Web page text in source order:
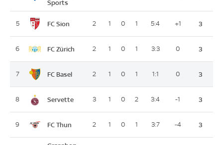
Sports
5 FC Sion 2 1 0 1 5:4 +1 3
6 FC Zürich 2 1 0 1 3:3 0 3
7 FC Basel 2 1 0 1 1:1 0 3
8 Servette 3 1 0 2 3:4 -1 3
9 FC Thun 2 1 0 1 3:7 -4 3